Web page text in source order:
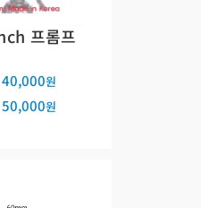
프롬프
40,000원
50,000원